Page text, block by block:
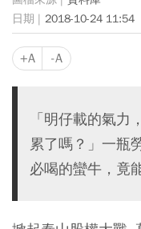
2018-10-24 11:54
+A -A
「明仔載的氣
累了嗎？」一瓶
必喝的蠻牛，竟